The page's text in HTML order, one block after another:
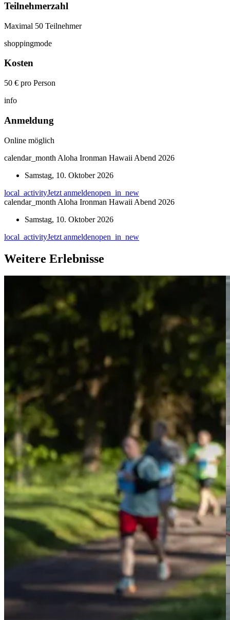
Teilnehmerzahl
Maximal 50 Teilnehmer
shoppingmode
Kosten
50 € pro Person
info
Anmeldung
Online möglich
calendar_month Aloha Ironman Hawaii Abend 2026
Samstag, 10. Oktober 2026
local_activityJetzt anmeldenopen_in_new
calendar_month Aloha Ironman Hawaii Abend 2026
Samstag, 10. Oktober 2026
local_activityJetzt anmeldenopen_in_new
Weitere Erlebnisse